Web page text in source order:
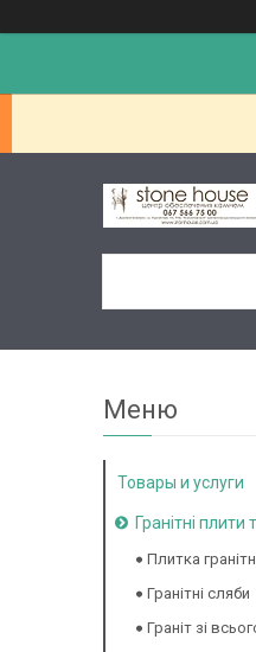
Товары и услуги
Гранітні плити
Плитка
Гранітні сляби
Граніт зі